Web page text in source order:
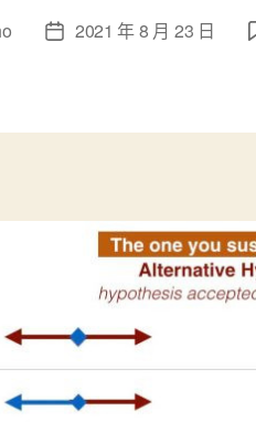
文
日
2021 年 8 月 23 日